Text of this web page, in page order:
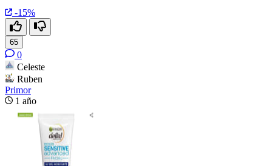
-15%
65
0
Celeste
Ruben
Primor
1 año